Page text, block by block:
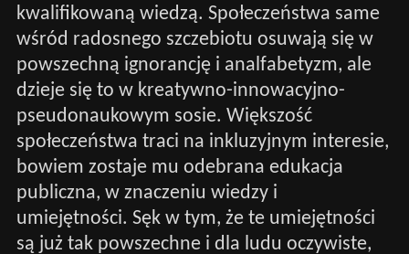
kwalifikowaną wiedzą. Społeczeństwa same
wśród radosnego szczebiotu osuwają się w
powszechną ignorancję i analfabetyzm, ale
dzieje się to w kreatywno-innowacyjno-
pseudonaukowym sosie. Większość
społeczeństwa traci na inkluzyjnym interesie,
bowiem zostaje mu odebrana edukacja
publiczna, w znaczeniu wiedzy i
umiejętności. Sęk w tym, że te umiejętności
są już tak powszechne i dla ludu oczywiste,